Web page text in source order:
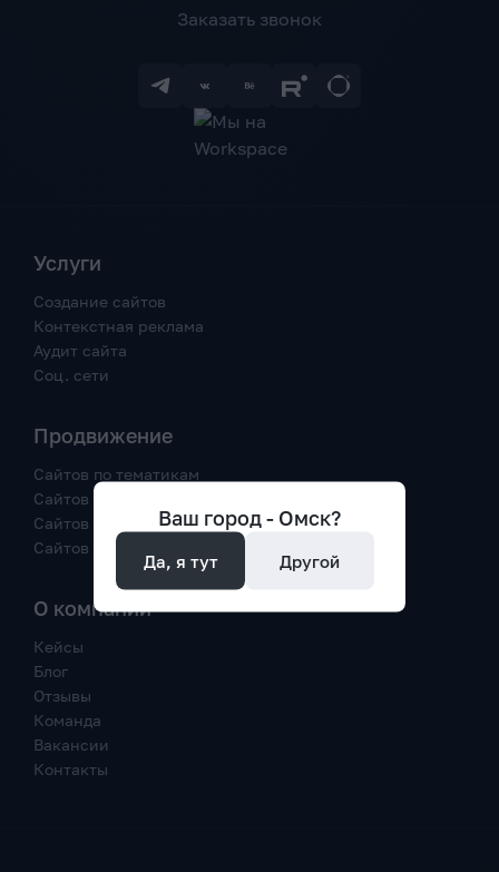
Заказать звонок
Услуги
Создание сайтов
Контекстная реклама
Аудит сайта
Соц. сети
Продвижение
Сайтов по тематикам
Сайтов по трафику
Сайтов в Google
Сайтов в Яндекс
О компании
Кейсы
Блог
Отзывы
Команда
Вакансии
Контакты
Ваш город - Омск?
Да, я тут Другой